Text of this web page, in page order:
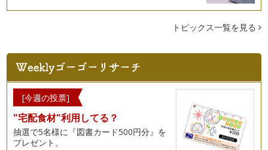
トピックス一覧を見る
[今週の投票]
"宅配食材"利用してる？
抽選で5名様に『図書カード500円分』を
プレゼント。